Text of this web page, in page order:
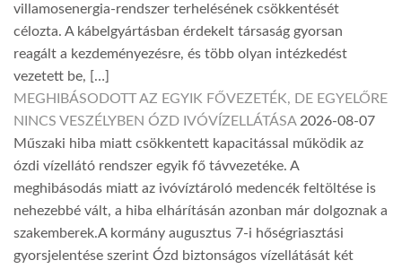
villamosenergia-rendszer terhelésének csökkentését
célozta. A kábelgyártásban érdekelt társaság gyorsan
reagált a kezdeményezésre, és több olyan intézkedést
vezetett be, […]
MEGHIBÁSODOTT AZ EGYIK FŐVEZETÉK, DE EGYELŐRE
NINCS VESZÉLYBEN ÓZD IVÓVÍZELLÁTÁSA 2026-08-07
Műszaki hiba miatt csökkentett kapacitással működik az
ózdi vízellátó rendszer egyik fő távvezetéke. A
meghibásodás miatt az ivóvíztároló medencék feltöltése is
nehezebbé vált, a hiba elhárításán azonban már dolgoznak a
szakemberek.A kormány augusztus 7-i hőségriasztási
gyorsjelentése szerint Ózd biztonságos vízellátását két